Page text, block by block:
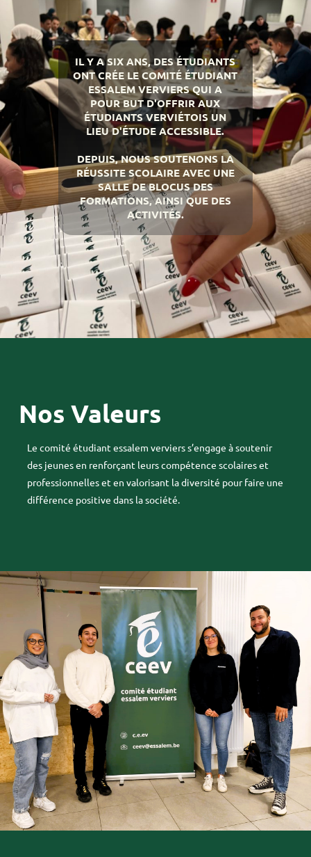
IL Y A SIX ANS, DES ÉTUDIANTS
ONT CRÉE LE COMITÉ ÉTUDIANT
ESSALEM VERVIERS QUI A
POUR BUT D'OFFRIR AUX
ÉTUDIANTS VERVIÉTOIS UN
LIEU D'ÉTUDE ACCESSIBLE.
DEPUIS, NOUS SOUTENONS LA
RÉUSSITE SCOLAIRE AVEC UNE
SALLE DE BLOCUS DES
FORMATIONS, AINSI QUE DES
ACTIVITÉS.
Nos Valeurs
Le comité étudiant essalem verviers s’engage à soutenir
des jeunes en renforçant leurs compétence scolaires et
professionnelles et en valorisant la diversité pour faire une
différence positive dans la société.